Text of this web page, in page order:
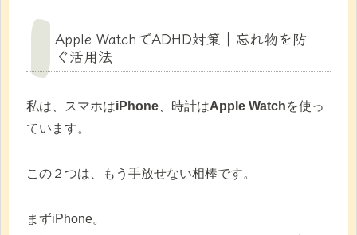
Apple WatchでADHD対策｜忘れ物を防
ぐ活用法
私は、スマホはiPhone 、時計はApple Watchを使っ
ています。
この２つは、もう手放せない相棒です。
まずiPhone。